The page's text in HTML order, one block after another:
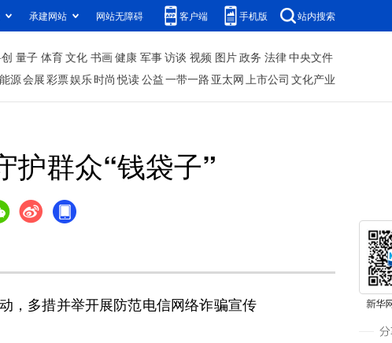
承建网站 网站无障碍 客户端 手机版 站内搜索
量子 体育文化 书画健康 军事访谈 视频 图片政务 法律中央文件
能源会展彩票娱乐时尚 悦读公益一带一路 亚太网上市公司 文化产业
护群众“钱袋子”
多措并举开展防范电信网络诈骗宣传